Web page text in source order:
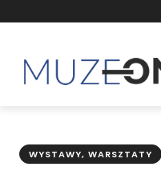
WYSTAWY, WARSZTATY